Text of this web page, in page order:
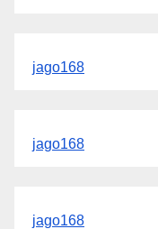
jago168
jago168
jago168